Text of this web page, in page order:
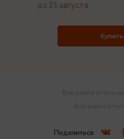
до 21 августа
Купить
Поделиться